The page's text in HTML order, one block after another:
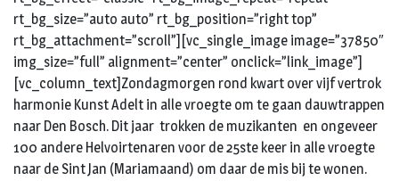
rt_bg_size=”auto auto” rt_bg_position=”right top”
rt_bg_attachment=”scroll”][vc_single_image image=”37850″
img_size=”full” alignment=”center” onclick=”link_image”]
[vc_column_text]Zondagmorgen rond kwart over vijf vertrok
harmonie Kunst Adelt in alle vroegte om te gaan dauwtrappen
naar Den Bosch. Dit jaar trokken de muzikanten en ongeveer
100 andere Helvoirtenaren voor de 25ste keer in alle vroegte
naar de Sint Jan (Mariamaand) om daar de mis bij te wonen.